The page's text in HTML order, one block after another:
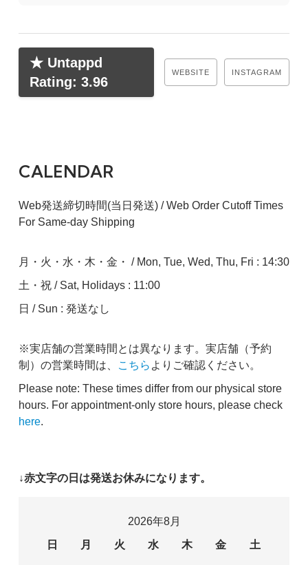
★ Untappd
Rating: 3.96
WEBSITE INSTAGRAM
CALENDAR
Web発送締切時間(当日発送) / Web Order Cutoff Times
For Same-day Shipping
月・火・水・木・金・ / Mon, Tue, Wed, Thu, Fri : 14:30
土・祝 / Sat, Holidays : 11:00
日 / Sun : 発送なし
※実店舗の営業時間とは異なります。実店舗（予約
制）の営業時間は、
こちら よりご確認ください。
Please note: These times differ from our physical store
hours. For appointment-only store hours, please check
here.
↓赤文字の日は発送お休みになります。
2026年8月
日
月 火 水 木 金 土